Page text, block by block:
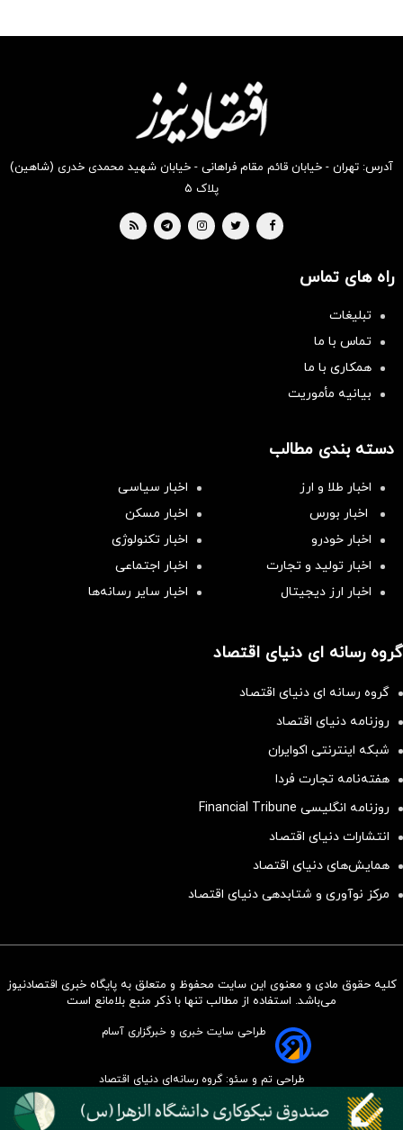
سرمایه‌گذاری همسنگ با شاخص
بخر !
بخر !
آدرس: تهران - خیابان قائم مقام فراهانی - خیابان شهید محمدی خدری (شاهین)
پلاک ۵
راه های تماس
تبلیغات
تماس با ما
همکاری با ما
بیانیه مأموریت
دسته بندی مطالب
اخبار طلا و ارز
اخبار سیاسی
اخبار بورس
اخبار مسکن
اخبار خودرو
اخبار تکنولوژی
اخبار تولید و تجارت
اخبار اجتماعی
اخبار ارز دیجیتال
اخبار سایر رسانه‌‌ها
گروه رسانه ای دنیای اقتصاد
گروه رسانه ای دنیای اقتصاد
روزنامه دنیای اقتصاد
شبکه اینترنتی اکوایران
هفته‌نامه تجارت فردا
روزنامه انگلیسی Financial Tribune
انتشارات دنیای اقتصاد
همایش‌های دنیای اقتصاد
مرکز نوآوری و شتابدهی دنیای اقتصاد
کلیه حقوق مادی و معنوی این سایت محفوظ و متعلق به پایگاه خبری اقتصادنیوز
می‌باشد. استفاده از مطالب تنها با ذکر منبع بلامانع است
طراحی سایت خبری و خبرگزاری آسام
طراحی تم و سئو: گروه رسانه‌ای دنیای اقتصاد